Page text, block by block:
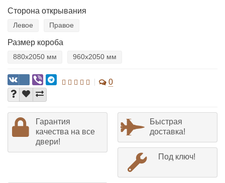
Сторона открывания
Левое Правое
Размер короба
880х2050 мм 960х2050 мм
0
Гарантия
качества на все
двери!
Быстрая
доставка!
Под ключ!